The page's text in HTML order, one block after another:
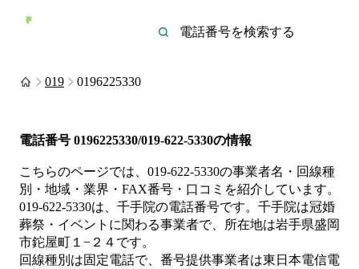
019 0196225330
電話番号 0196225330/019-622-5330の情報
こちらのページでは、 019-622-5330の事業者名・回線種
別・地域・業界・FAX番号・口コミを紹介しています。
019-622-5330は、 千手院の電話番号です。 千手院は冠婚
葬祭・イベント に関わる事業者で、所在地は岩手県盛岡
市鉈屋町１−２４ です。
回線種別は固定電話で、番号提供事業者は東日本電信電